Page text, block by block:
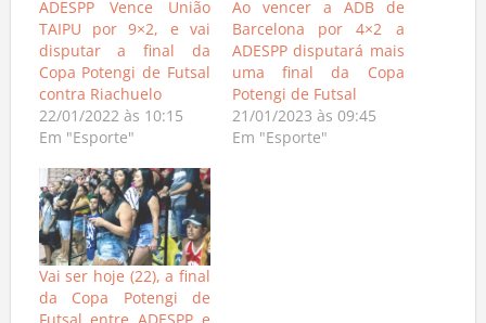
ADESPP Vence União
TAIPU por 9×2, e vai
disputar a final da
Copa Potengi de Futsal
contra Riachuelo
22/01/2022 às 10:15
Em "Esporte"
Ao vencer a ADB de
Barcelona por 4×2 a
ADESPP disputará mais
uma final da Copa
Potengi de Futsal
21/01/2023 às 09:45
Em "Esporte"
Vai ser hoje (22), a final
da Copa Potengi de